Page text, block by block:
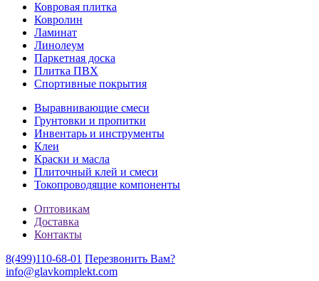
Ковровая плитка
Ковролин
Ламинат
Линолеум
Паркетная доска
Плитка ПВХ
Спортивные покрытия
Выравнивающие смеси
Грунтовки и пропитки
Инвентарь и инструменты
Клеи
Краски и масла
Плиточный клей и смеси
Токопроводящие компоненты
Оптовикам
Доставка
Контакты
8(499)110-68-01 Перезвонить Вам?
info@glavkomplekt.com